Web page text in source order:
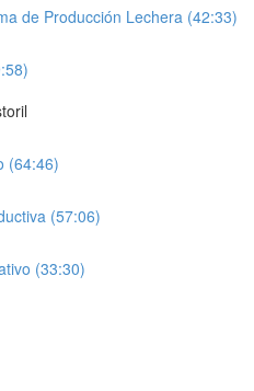
de Producción Lechera (42:33)
(64:46)
(57:06)
(33:30)